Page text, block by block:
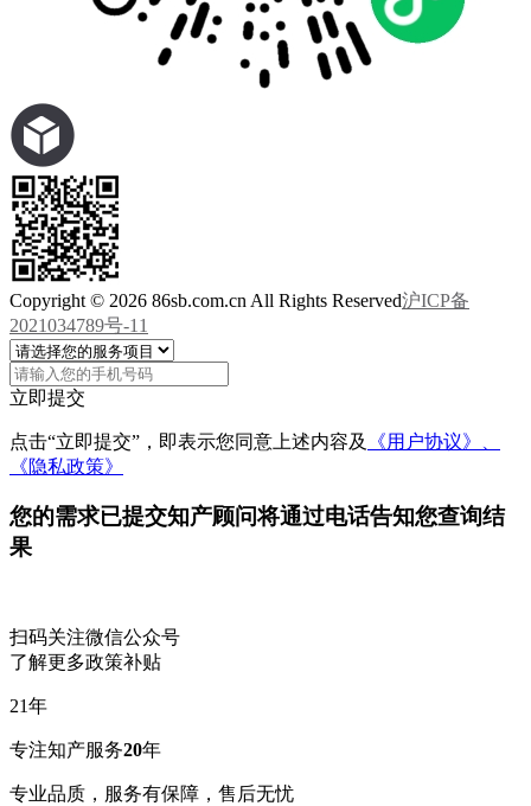
Copyright © 2026 86sb.com.cn All Rights Reserved沪ICP备
2021034789号-11
立即提交
点击“立即提交”，即表示您同意上述内容及
《用户协议》、
《隐私政策》
您的需求已提交知产顾问将通过电话告知您查询结
果
扫码关注微信公众号
了解更多政策补贴
21年
专注知产服务20年
专业品质，服务有保障，售后无忧